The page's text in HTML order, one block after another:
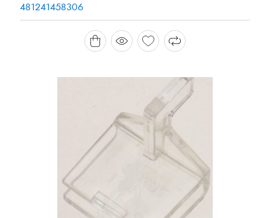
481241458306